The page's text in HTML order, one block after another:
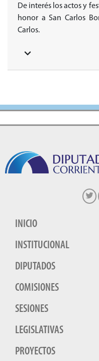
De interés los actos y
honor a San Carlos
Carlos.
INICIO
INSTITUCIONAL
DIPUTADOS
COMISIONES
SESIONES
LEGISLATIVAS
PROYECTOS